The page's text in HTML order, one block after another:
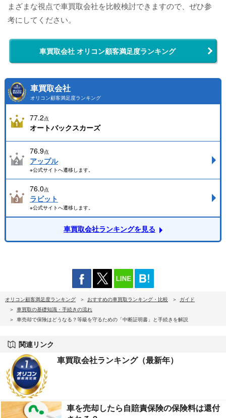
まざまな視点で車買取会社を比較検討できますので、ぜひ参
考にしてください。
車買取会社 オリコン顧客満足度ランキング
車買取会社
オリコン顧客満足度ランキング
77.2点
オートバックスカーズ
76.9点
アップル
※公式サイトへ遷移します。
76.0点
ラビット
※公式サイトへ遷移します。
車買取会社ランキングを見る
オリコン顧客満足度ランキング おすすめの車買取ランキング・比較
ガイド
車買取の基礎知識・手続きの流れ
車売却で保険はどうなる？等級を守るための「中断証明書」と手続きを解説
関連リンク
車買取会社ランキング（最新年）
車を売却したら自賠責保険の保険料は還付